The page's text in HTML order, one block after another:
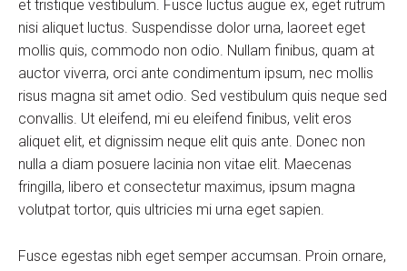
et tristique vestibulum. Fusce luctus augue ex, eget rutrum
nisi aliquet luctus. Suspendisse dolor urna, laoreet eget
mollis quis, commodo non odio. Nullam finibus, quam at
auctor viverra, orci ante condimentum ipsum, nec mollis
risus magna sit amet odio. Sed vestibulum quis neque sed
convallis. Ut eleifend, mi eu eleifend finibus, velit eros
aliquet elit, et dignissim neque elit quis ante. Donec non
nulla a diam posuere lacinia non vitae elit. Maecenas
fringilla, libero et consectetur maximus, ipsum magna
volutpat tortor, quis ultricies mi urna eget sapien.
Fusce egestas nibh eget semper accumsan. Proin ornare,